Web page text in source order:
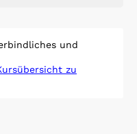
und
zu